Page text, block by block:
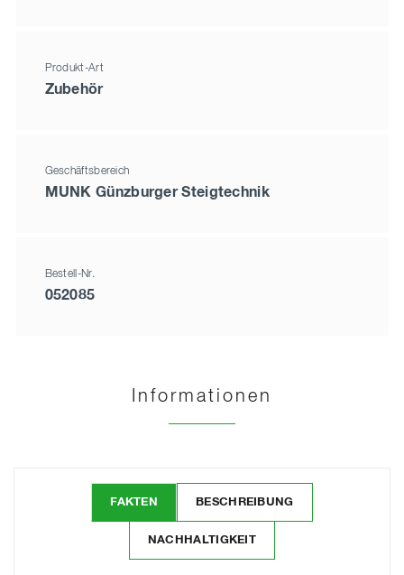
Produkt-Art
Zubehör
Geschäftsbereich
MUNK Günzburger Steigtechnik
Bestell-Nr.
052085
Informationen
FAKTEN BESCHREIBUNG
NACHHALTIGKEIT